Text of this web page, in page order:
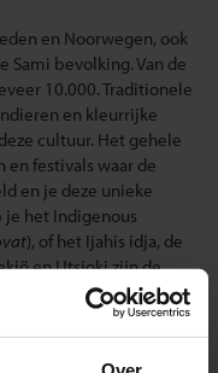
en Noorwegen, ook
Sami bevolking. Van de
10.000. Traditionele
en kleurrijke
cultuur. Het gehele
en festivals waar de
en je deze unieke
het Indigenous
), of het Ijahis idja, de
en Utsjoki zijn de
met de